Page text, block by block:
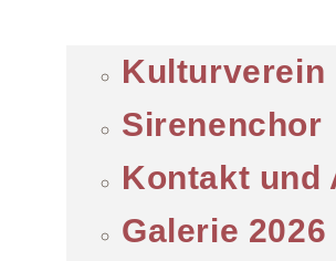
Kulturverein
Sirenenchor
Kontakt und
Galerie 2026